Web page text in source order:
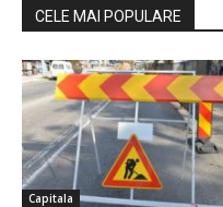
CELE MAI POPULARE
Capitala